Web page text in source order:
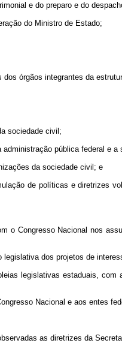
e do preparo e do
do Ministro de Estado;
órgãos integrantes da
sociedade civil;
pública federal e a
da sociedade civil; e
de políticas e diretrizes
o Congresso Nacional nos
legislativa dos projetos de
legislativas estaduais,
Nacional e aos entes
as diretrizes da